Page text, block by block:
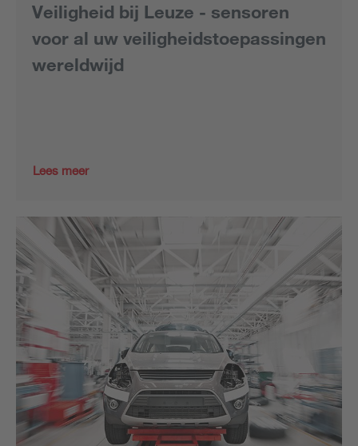
Veiligheid bij Leuze - sensoren
voor al uw veiligheidstoepassingen
wereldwijd
Lees meer